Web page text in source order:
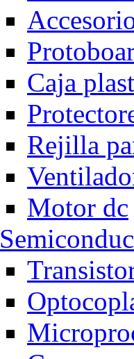
Caja
Rejilla
Motor dc